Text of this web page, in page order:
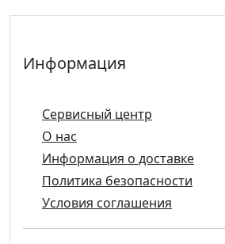
Информация
Сервисный центр
О нас
Информация о доставке
Политика безопасности
Условия соглашения